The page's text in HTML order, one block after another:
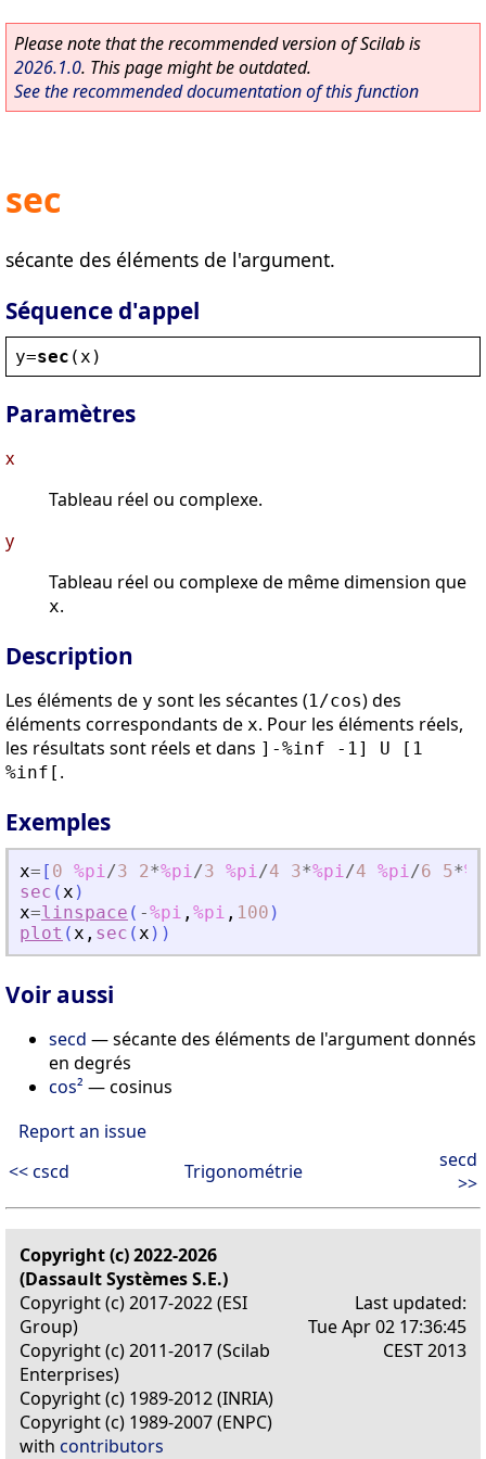
Please note that the recommended version of Scilab is
2026.1.0. This page might be outdated.
See the recommended documentation of this function
sec
sécante des éléments de l'argument.
Séquence d'appel
y=sec ( x )
Paramètres
x
Tableau réel ou complexe.
y
Tableau réel ou complexe de même dimension que
x.
Description
Les éléments de y sont les sécantes (1/cos) des
éléments correspondants de x. Pour les éléments réels,
les résultats sont réels et dans ]-%inf -1] U [1
%inf[ .
Exemples
x= [ 0 %pi/3 2*%pi/3 %pi/4 3*%pi/4 %pi/6 5*
sec (x )
x=linspace ( -%pi , %pi , 100 )
plot (x , sec (x ) )
Voir aussi
secd — sécante des éléments de l'argument donnés
en degrés
cos² — cosinus
Report an issue
<< cscd
Trigonométrie
secd
>>
Copyright (c) 2022-2026
(Dassault Systèmes S.E.)
Copyright (c) 2017-2022 (ESI
Group)
Copyright (c) 2011-2017 (Scilab
Enterprises)
Copyright (c) 1989-2012 (INRIA)
Copyright (c) 1989-2007 (ENPC)
with contributors
Last updated:
Tue Apr 02 17:36:45
CEST 2013